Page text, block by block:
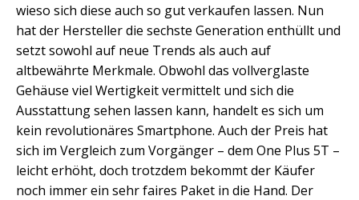
wieso sich diese auch so gut verkaufen lassen. Nun
hat der Hersteller die sechste Generation enthüllt und
setzt sowohl auf neue Trends als auch auf
altbewährte Merkmale. Obwohl das vollverglaste
Gehäuse viel Wertigkeit vermittelt und sich die
Ausstattung sehen lassen kann, handelt es sich um
kein revolutionäres Smartphone. Auch der Preis hat
sich im Vergleich zum Vorgänger – dem One Plus 5T –
leicht erhöht, doch trotzdem bekommt der Käufer
noch immer ein sehr faires Paket in die Hand. Der